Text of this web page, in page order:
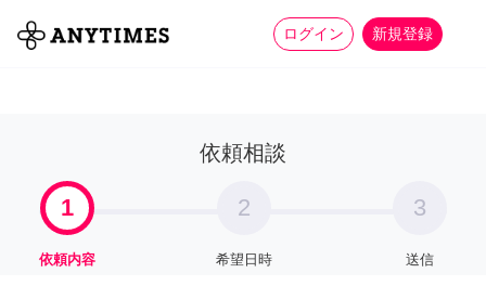
ログイン 新規登録
全て 家事 more_horiz
依頼相談
1
依頼内容
2
希望日時
3
送信